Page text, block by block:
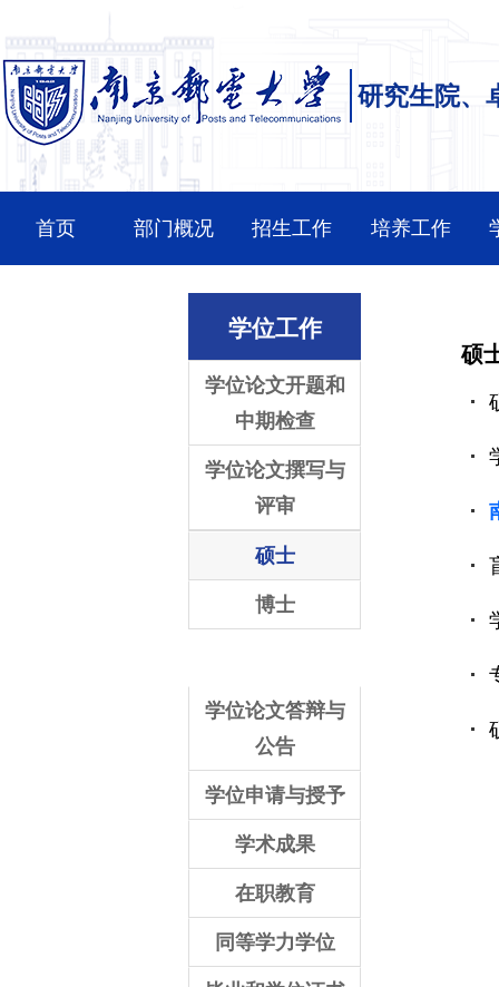
研究生院、
首页 部门概况 招生工作 培养工作
学位工作
学位论文开题和
中期检查
学位论文撰写与
评审
硕士
博士
学位论文答辩与
公告
学位申请与授予
学术成果
在职教育
同等学力学位
硕